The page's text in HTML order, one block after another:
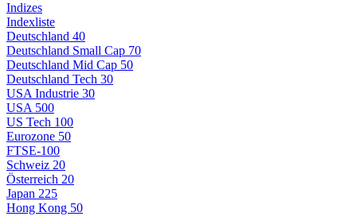
Indizes
Indexliste
Deutschland 40
Deutschland Small Cap 70
Deutschland Mid Cap 50
Deutschland Tech 30
USA Industrie 30
USA 500
US Tech 100
Eurozone 50
FTSE-100
Schweiz 20
Österreich 20
Japan 225
Hong Kong 50